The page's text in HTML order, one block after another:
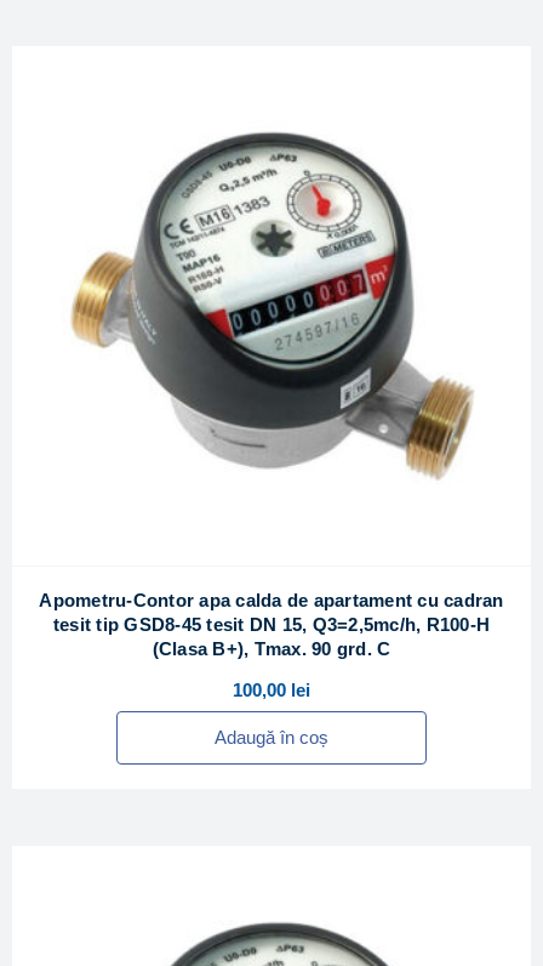
Apometru-Contor apa calda de apartament cu cadran
tesit tip GSD8-45 tesit DN 15, Q3=2,5mc/h, R100-H
(Clasa B+), Tmax. 90 grd. C
100,00 lei
Adaugă în coș